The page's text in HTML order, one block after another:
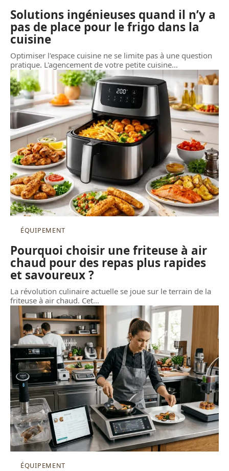
Solutions ingénieuses quand il n’y a
pas de place pour le frigo dans la
cuisine
Optimiser l'espace cuisine ne se limite pas à une question
pratique. L'agencement de votre petite cuisine…
ÉQUIPEMENT
Pourquoi choisir une friteuse à air
chaud pour des repas plus rapides
et savoureux ?
La révolution culinaire actuelle se joue sur le terrain de la
friteuse à air chaud. Cet…
ÉQUIPEMENT